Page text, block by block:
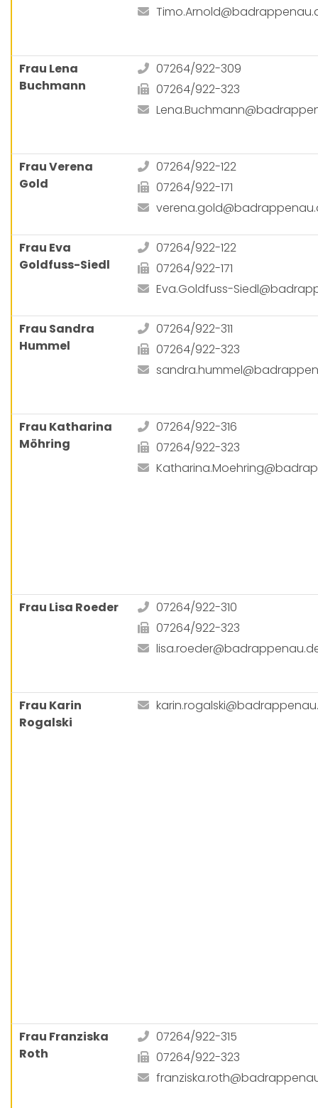
Frau Lena
Buchmann
07264/922-309
07264/922-323
Frau Verena
Gold
07264/922-122
07264/922-171
Frau Eva
Goldfuss-Siedl
07264/922-122
07264/922-171
Eva.Goldfuss-
Frau Sandra
Hummel
07264/922-311
07264/922-323
Frau Katharina
Möhring
07264/922-316
07264/922-323
Frau Lisa Roeder
07264/922-310
07264/922-323
Frau Karin
Rogalski
Frau Franziska
Roth
07264/922-315
07264/922-323